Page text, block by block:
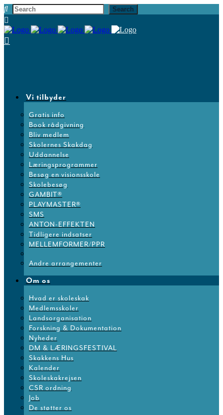
Vi tilbyder
Gratis info
Book rådgivning
Bliv medlem
Skolernes Skakdag
Uddannelse
Læringsprogrammer
Besøg en visionsskole
Skolebesøg
GAMBIT®
PLAYMASTER®
SMS
ANTON-EFFEKTEN
Tidligere indsatser
MELLEMFORMER/PPR
Andre arrangementer
Om os
Hvad er skoleskak
Medlemsskoler
Landsorganisation
Forskning & Dokumentation
Nyheder
DM & LÆRINGSFESTIVAL
Skakkens Hus
Kalender
Skoleskakrejsen
CSR ordning
Job
De støtter os